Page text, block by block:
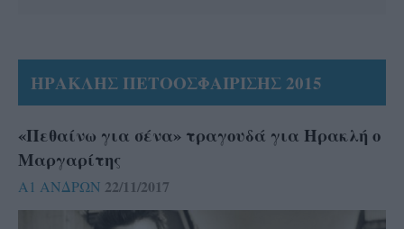
ΗΡΑΚΛΗΣ ΠΕΤΟΟΣΦΑΙΡΙΣΗΣ 2015
«Πεθαίνω για σένα» τραγουδά για Ηρακλή ο
Μαργαρίτης
Α1 ΑΝΔΡΩΝ 22/11/2017